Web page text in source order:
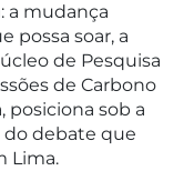
a mudança
possa soar, a
de Pesquisa
de Carbono
posiciona sob a
do debate que
Lima.